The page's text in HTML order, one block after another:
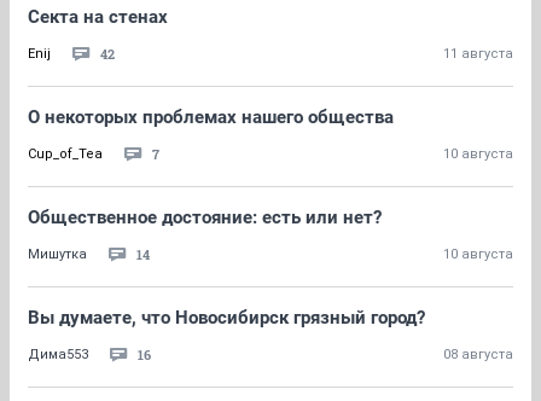
Секта на стенах
Enij 42 11 августа
О некоторых проблемах нашего общества
Cup_of_Tea 7 10 августа
Общественное достояние: есть или нет?
Мишутка 14 10 августа
Вы думаете, что Новосибирск грязный город?
Дима553 16 08 августа